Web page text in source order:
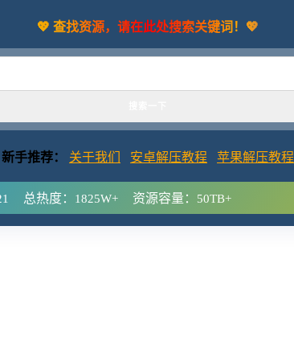
💖 查找资源，请在此处搜索关键词！💖
新手推荐： 关于我们 安卓解压教程 苹果解压教程
总热度： 1825W+ 资源容量： 50TB+